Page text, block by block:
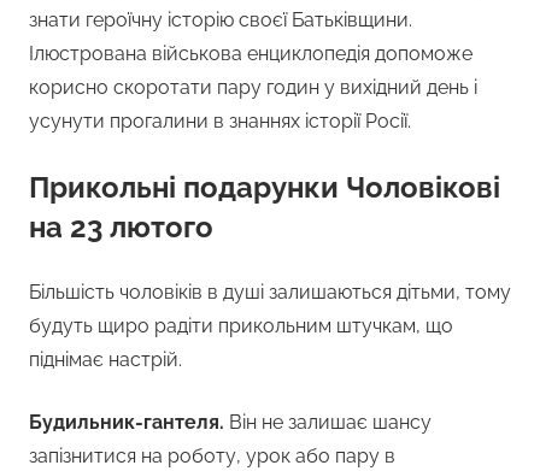
знати героїчну історію своєї Батьківщини.
Ілюстрована військова енциклопедія допоможе
корисно скоротати пару годин у вихідний день і
усунути прогалини в знаннях історії Росії.
Прикольні подарунки Чоловікові
на 23 лютого
Більшість чоловіків в душі залишаються дітьми, тому
будуть щиро радіти прикольним штучкам, що
піднімає настрій.
Будильник-гантеля. Він не залишає шансу
запізнитися на роботу, урок або пару в